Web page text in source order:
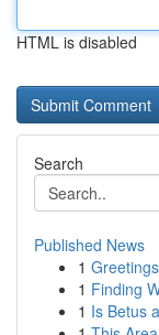
HTML is disabled
Search
Published News
1
1 Finding
1 Is Betus